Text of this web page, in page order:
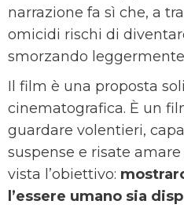
narrazione fa sì che, a
omicidi rischi di
smorzando
Il film è una proposta
cinematografica. È un
guardare volentieri,
suspense e risate
vista l’obiettivo:
l’essere umano sia